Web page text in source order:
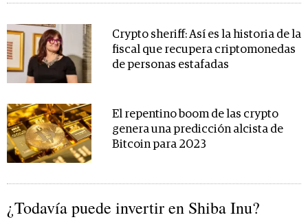
Crypto sheriff: Así es la historia de la
fiscal que recupera criptomonedas
de personas estafadas
El repentino boom de las crypto
genera una predicción alcista de
Bitcoin para 2023
¿Todavía puede invertir en Shiba Inu?